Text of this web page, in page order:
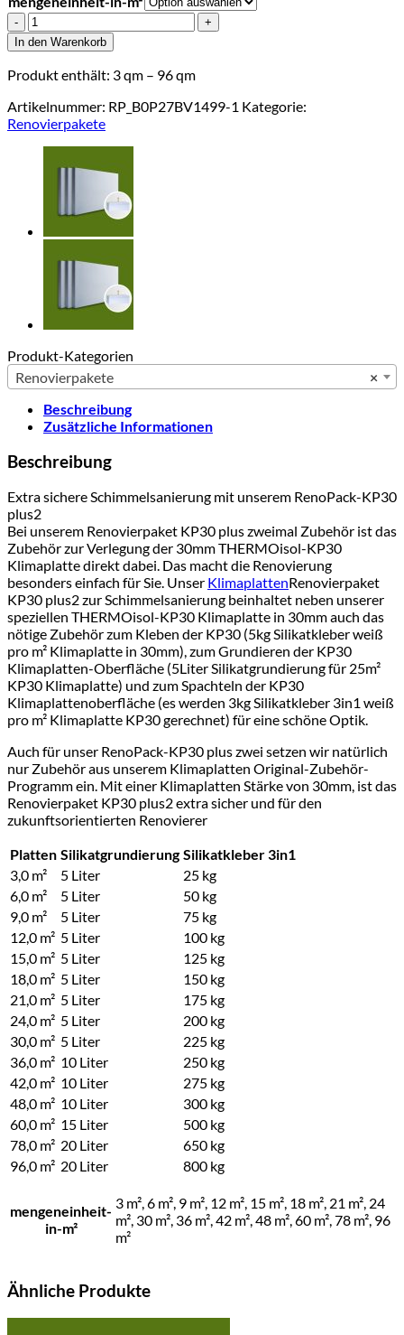
RenoPack
basic
30
plus2
x
500
Zubehör_ab
Menge
In den Warenkorb
Produkt enthält: 3qm – 96qm
Artikelnummer: RP_B0P27BV1499-1 Kategorie:
Renovierpakete
Produkt-Kategorien
×
Renovierpakete
Beschreibung
Zusätzliche Informationen
Beschreibung
Extra sichere Schimmelsanierung mit unserem RenoPack-KP30
plus2
Bei unserem Renovierpaket KP30 plus zweimal Zubehör ist das
Zubehör zur Verlegung der 30mm THERMOisol-KP30
Klimaplatte direkt dabei. Das macht die Renovierung
besonders einfach für Sie. Unser KlimaplattenRenovierpaket
KP30 plus2 zur Schimmelsanierung beinhaltet neben unserer
speziellen THERMOisol-KP30 Klimaplatte in 30mm auch das
nötige Zubehör zum Kleben der KP30 (5kg Silikatkleber weiß
pro m² Klimaplatte in 30mm), zum Grundieren der KP30
Klimaplatten-Oberfläche (5Liter Silikatgrundierung für 25m²
KP30 Klimaplatte) und zum Spachteln der KP30
Klimaplattenoberfläche (es werden 3kg Silikatkleber 3in1 weiß
pro m² Klimaplatte KP30 gerechnet) für eine schöne Optik.
Auch für unser RenoPack-KP30 plus zwei setzen wir natürlich
nur Zubehör aus unserem Klimaplatten Original-Zubehör-
Programm ein. Mit einer Klimaplatten Stärke von 30mm, ist das
Renovierpaket KP30 plus2 extra sicher und für den
zukunftsorientierten Renovierer
Platten Silikatgrundierung Silikatkleber 3in1
3,0 m²
5 Liter
25 kg
6,0 m²
5 Liter
50 kg
9,0 m²
5 Liter
75 kg
12,0 m² 5 Liter
100 kg
15,0 m² 5 Liter
125 kg
18,0 m² 5 Liter
150 kg
21,0 m² 5 Liter
175 kg
24,0 m² 5 Liter
200 kg
30,0 m² 5 Liter
225 kg
36,0 m² 10 Liter
250 kg
42,0 m² 10 Liter
275 kg
48,0 m² 10 Liter
300 kg
60,0 m² 15 Liter
500 kg
78,0 m² 20 Liter
650 kg
96,0 m² 20 Liter 800 kg
mengeneinheit-
in-m²
3 m², 6 m², 9 m², 12 m², 15 m², 18 m², 21 m², 24
m², 30 m², 36 m², 42 m², 48 m², 60 m², 78 m², 96
m²
Ähnliche Produkte